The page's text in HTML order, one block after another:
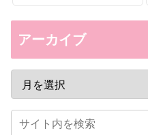
アーカイブ